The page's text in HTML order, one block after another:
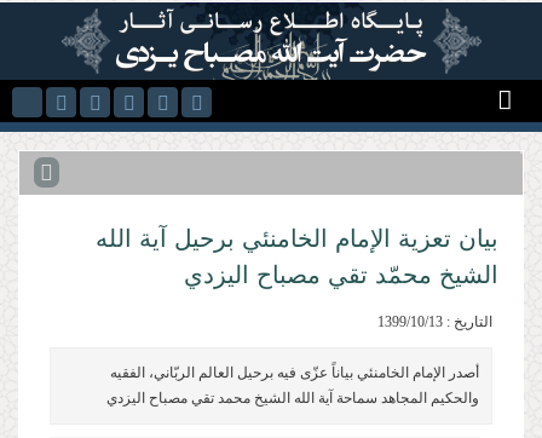
Skip to main content
بيان تعزية الإمام الخامنئي برحيل آية الله
الشيخ محمّد تقي مصباح اليزدي
التاريخ : 1399/10/13
أصدر الإمام الخامنئي بياناً عزّى فيه برحيل العالم الربّاني، الفقيه
والحكيم المجاهد سماحة آية الله الشيخ محمد تقي مصباح اليزدي